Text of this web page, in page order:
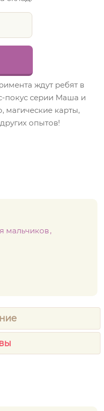
ждут ребят в
покус серии Маша и
магические карты,
опытов!
мальчиков